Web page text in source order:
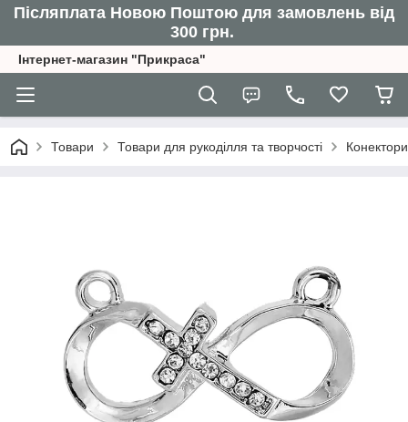
Післяплата Новою Поштою для замовлень від
300 грн.
Інтернет-магазин "Прикраса"
Товари Товари для рукоділля та творчості Конектори